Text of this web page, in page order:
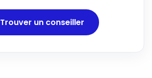
Trouver un conseiller